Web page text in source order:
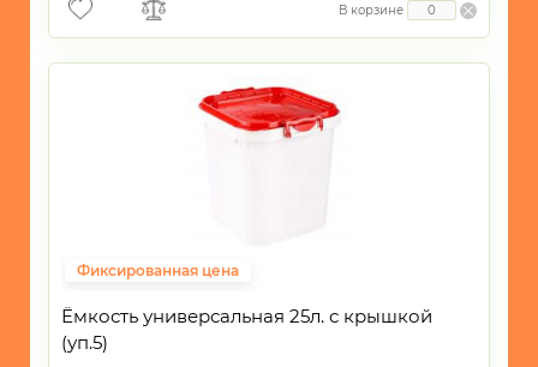
В корзине
Фиксированная цена
Ёмкость универсальная 25л. с крышкой
(уп.5)